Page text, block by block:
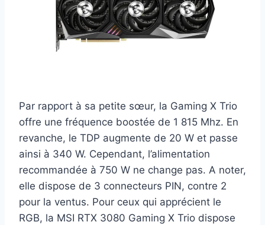
Par rapport à sa petite sœur, la Gaming X Trio
offre une fréquence boostée de 1 815 Mhz. En
revanche, le TDP augmente de 20 W et passe
ainsi à 340 W. Cependant, l’alimentation
recommandée à 750 W ne change pas. A noter,
elle dispose de 3 connecteurs PIN, contre 2
pour la ventus. Pour ceux qui apprécient le
RGB, la MSI RTX 3080 Gaming X Trio dispose